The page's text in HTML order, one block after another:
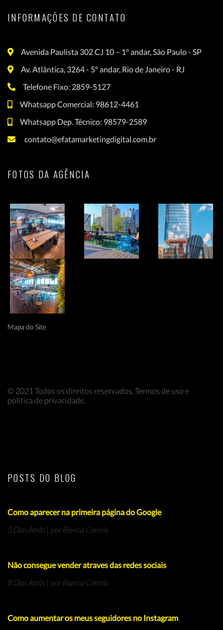
INFORMAÇÕES DE CONTATO
Avenida Paulista 302 CJ 10 – 1° andar, São Paulo - SP
Av. Atlântica, 3264 - 5º andar, Rio de Janeiro - RJ
Telefone Fixo: 2859-5127
Whatsapp Comercial: 98612-4461
Whatsapp Dep. Técnico: 98579-2589
contato@efatamarketingdigital.com.br
FOTOS DA AGÊNCIA
Mapa do Site
© 2021 Todos os direitos reservados. Termos de uso e
política de privacidade.
POSTS DO BLOG
Como aparecer na primeira página do Google
5 Dias Atrás | por Bianca Correia
Não consegue vender atraves das redes sociais
8 Dias Atrás | por Bianca Correia
Como aumentar os meus seguidores no Instagram